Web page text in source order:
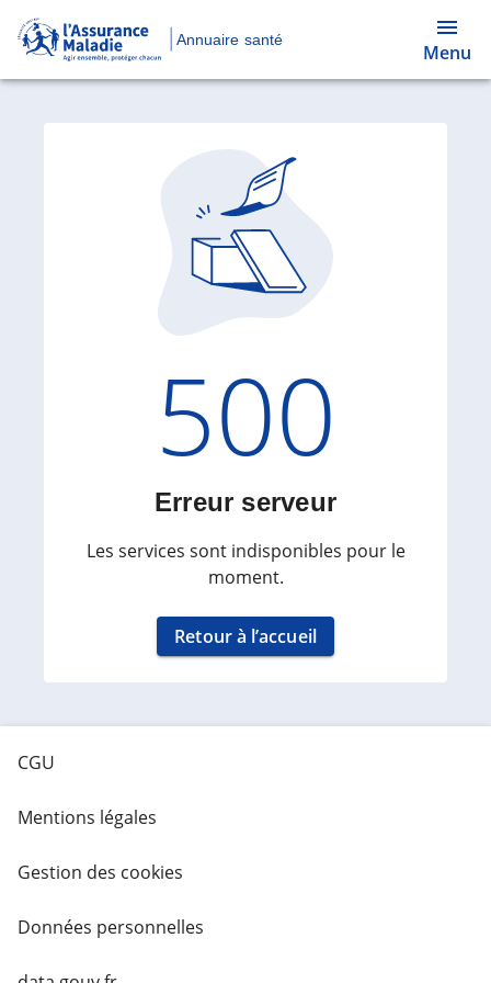
Annuaire santé
Menu
Code
500
Erreur serveur
Les services sont indisponibles pour le
moment.
Retour à l’accueil
CGU
Mentions légales
Gestion des cookies
Données personnelles